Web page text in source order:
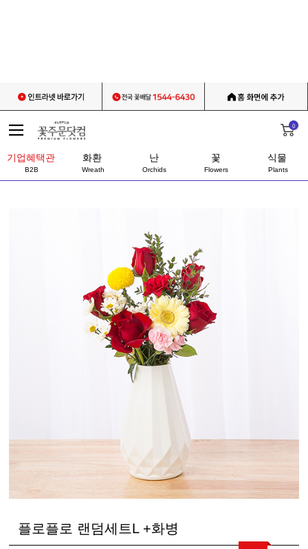
0
기업혜택관
B2B
화환
Wreath
난
Orchids
꽃
Flowers
식물
Plants
플로플로 랜덤세트L +화병